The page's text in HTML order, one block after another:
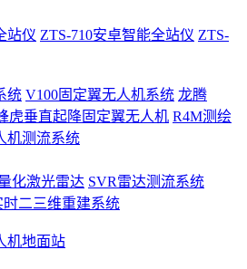
站仪 ZTS-710安卓智能全站仪 ZTS-
统 V100固定翼无人机系统 龙腾
虎垂直起降固定翼无人机 R4M测绘
机测流系统
化激光雷达 SVR雷达测流系统
时二三维重建系统
机地面站